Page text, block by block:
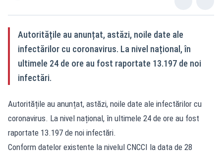
Autoritățile au anunțat, astăzi, noile date ale
infectărilor cu coronavirus. La nivel național, în
ultimele 24 de ore au fost raportate 13.197 de noi
infectări.
Autoritățile au anunțat, astăzi, noile date ale infectărilor cu
coronavirus. La nivel național, în ultimele 24 de ore au fost
raportate 13.197 de noi infectări.
Conform datelor existente la nivelul CNCCI la data de 28